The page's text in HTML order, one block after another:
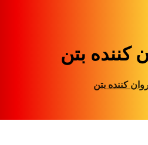
کننده بتن
کننده بتن